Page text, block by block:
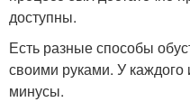
доступны.
Есть разные способы
своими руками. У каждого
минусы.